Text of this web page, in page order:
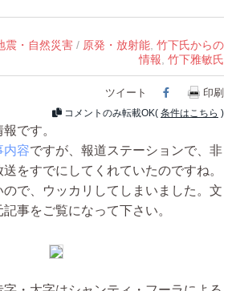
震・自然災害 / 原発・放射能 竹下氏からの
情報 竹下雅敏氏
ツイート Facebook
印刷
コメントのみ転載OK( 条件はこちら )
です。
内容ですが、報道ステーションで、非
をすでにしてくれていたのですね。
で、ウッカリしてしまいました。文
事をご覧になって下さい。